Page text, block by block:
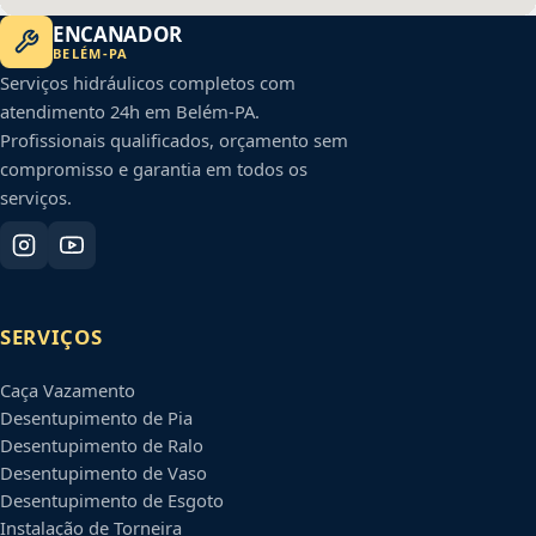
ENCANADOR
BELÉM-PA
Serviços hidráulicos completos com
atendimento 24h em Belém-PA.
Profissionais qualificados, orçamento sem
compromisso e garantia em todos os
serviços.
SERVIÇOS
Caça Vazamento
Desentupimento de Pia
Desentupimento de Ralo
Desentupimento de Vaso
Desentupimento de Esgoto
Instalação de Torneira